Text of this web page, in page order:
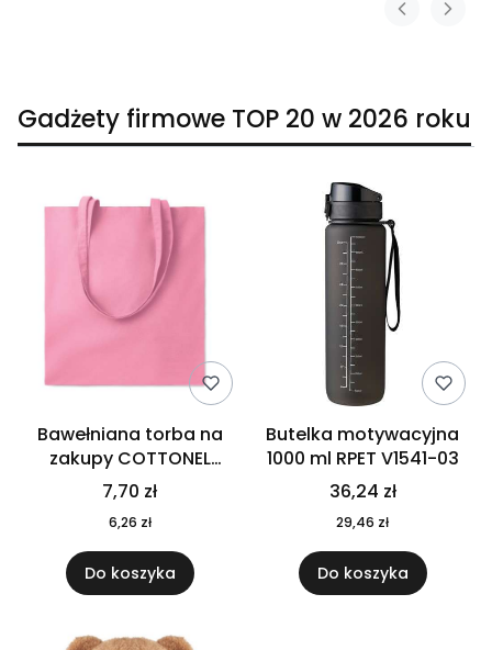
Gadżety firmowe TOP 20 w 2026 roku
Bawełniana torba na
zakupy COTTONEL
COLOUR++ MO9846-11
7,70 zł
6,26 zł
Do koszyka
Butelka motywacyjna
1000 ml RPET V1541-03
36,24 zł
29,46 zł
Do koszyka